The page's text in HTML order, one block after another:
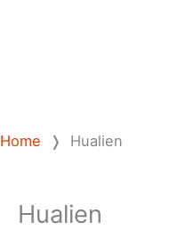
Home ❭ Hualien
Hualien